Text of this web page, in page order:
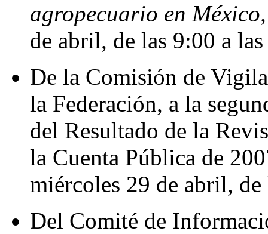
agropecuario en México,
de abril, de las 9:00 a
De la Comisión de
la Federación, a la
del Resultado de la
la Cuenta Pública de
miércoles 29 de abril,
Del Comité de